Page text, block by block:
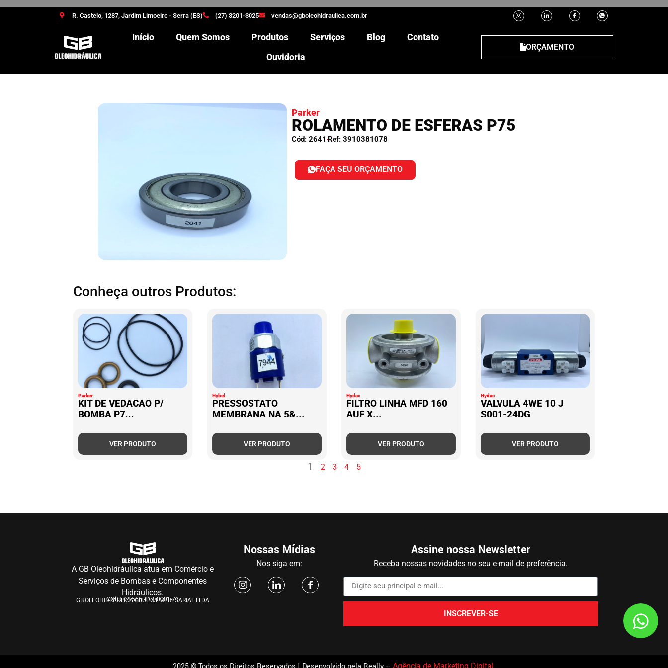
R. Castelo, 1287, Jardim Limoeiro - Serra (ES) (27) 3201-3025 vendas@gboleohidraulica.com.br
Início Quem Somos Produtos Serviços Blog
Contato
Ouvidoria
ORÇAMENTO
Parker
ROLAMENTO DE ESFERAS P75
Cód: 2641 Ref: 3910381078
FAÇA SEU ORÇAMENTO
Conheça outros Produtos:
Parker
KIT DE VEDACAO P/
BOMBA P7...
VER PRODUTO
Hybel
PRESSOSTATO
MEMBRANA NA 5&...
VER PRODUTO
Hydac
FILTRO LINHA MFD 160
AUF X...
VER PRODUTO
Hydac
VALVULA 4WE 10 J
S001-24DG
VER PRODUTO
1 2 3 4 5
A GB Oleohidráulica atua em Comércio e
Serviços de Bombas e Componentes
Hidráulicos.
GB OLEOHIDRÁULICA GRUPO EMPRESARIAL LTDA
CNPJ 04.555.417/0001-71
Nossas Mídias
Nos siga em:
Assine nossa Newsletter
Receba nossas novidades no seu e-mail de preferência.
INSCREVER-SE
Agência de Marketing Digital